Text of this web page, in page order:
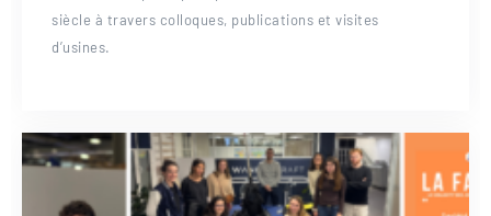
siècle à travers colloques, publications et visites
d’usines.